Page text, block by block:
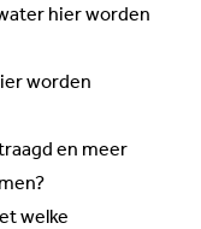
hier worden
worden
en meer
welke